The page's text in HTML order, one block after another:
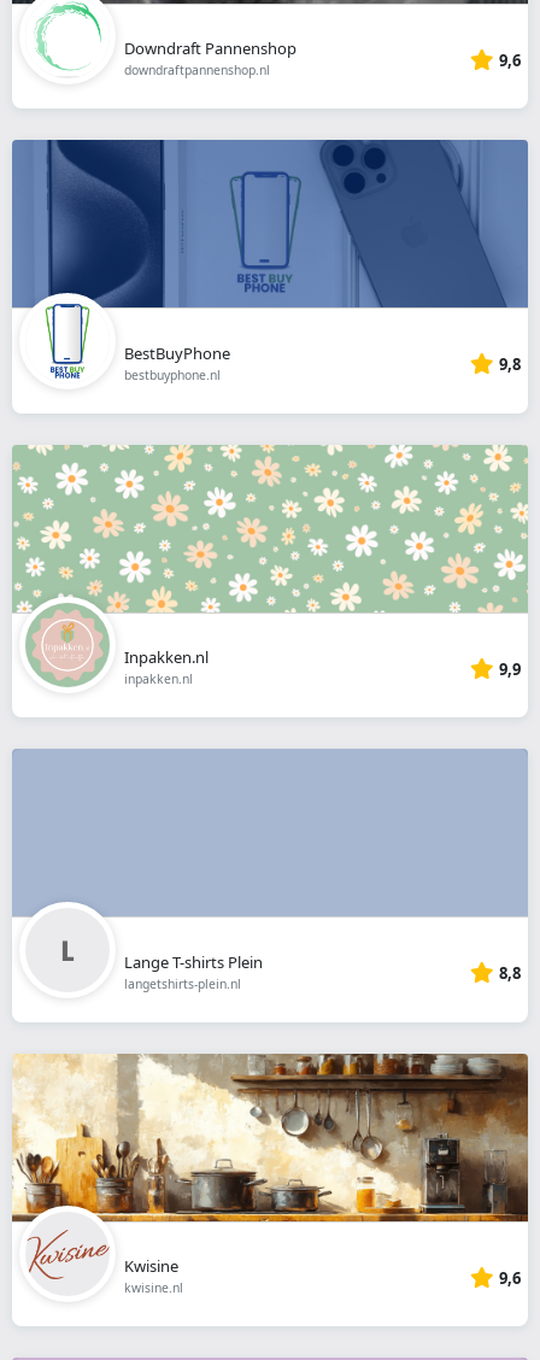
Downdraft Pannenshop
downdraftpannenshop.nl 9,6
BestBuyPhone
bestbuyphone.nl 9,8
Inpakken.nl
inpakken.nl 9,9
Lange T-shirts Plein
langetshirts-plein.nl 8,8
Kwisine
kwisine.nl 9,6